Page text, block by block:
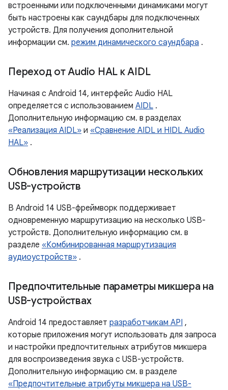
встроенными или подключенными динамиками могут
быть настроены как саундбары для подключенных
устройств. Для получения дополнительной
информации см. режим динамического саундбара .
Переход от Audio HAL к AIDL
Начиная с Android 14, интерфейс Audio HAL
определяется с использованием AIDL .
Дополнительную информацию см. в разделах
«Реализация AIDL» и «Сравнение AIDL и HIDL Audio
HAL» .
Обновления маршрутизации нескольких
USB-устройств
В Android 14 USB-фреймворк поддерживает
одновременную маршрутизацию на несколько USB-
устройств. Дополнительную информацию см. в
разделе «Комбинированная маршрутизация
аудиоустройств» .
Предпочтительные параметры микшера на
USB-устройствах
Android 14 предоставляет разработчикам API ,
которые приложения могут использовать для запроса
и настройки предпочтительных атрибутов микшера
для воспроизведения звука с USB-устройств.
Дополнительную информацию см. в разделе
«Предпочтительные атрибуты микшера на USB-